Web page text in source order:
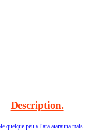
Description.
quelque peu à l’ara ararauna mais